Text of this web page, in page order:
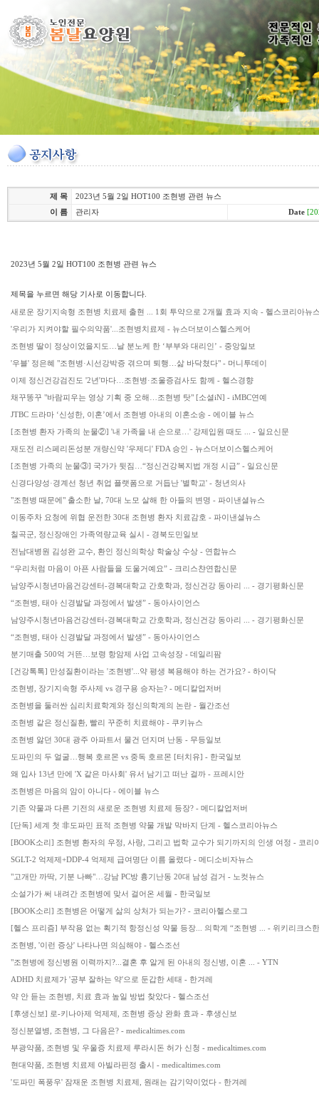
제 목
2023년 5월 2일 HOT100 조현병 관련 뉴스
이 름
관리자 Date
2023년 5월 2일 HOT100 조현병 관련 뉴스
제목을 누르면 해당 기사로 이동합니다.
새로운 장기지속형 조현병 치료제 출현 ... 1회 투약으로 2개월 효과 지속 - 헬스코리아뉴
'우리가 지켜야할 필수의약품'...조현병치료제 - 뉴스더보이스헬스케어
조현병 딸이 정상이었을지도…날 분노케 한 ‘부부와 대리인’ - 중앙일보
'우블' 정은혜 "조현병·시선강박증 겪으며 퇴행…삶 바닥쳤다" - 머니투데이
이제 정신건강검진도 '2년'마다…조현병·조울증검사도 함께 - 헬스경향
채꾸똥꾸 "바람피우는 영상 기획 중 오해…조현병 탓" [소셜iN] - iMBC연예
JTBC 드라마 ‘신성한, 이혼’에서 조현병 아내의 이혼소송 - 에이블 뉴스
[조현병 환자 가족의 눈물②] '내 가족을 내 손으로…' 강제입원 때도 ... - 일요신문
재도전 리스페리돈성분 개량신약 '우제디' FDA 승인 - 뉴스더보이스헬스케어
[조현병 가족의 눈물③] 국가가 뒷짐…“정신건강복지법 개정 시급” - 일요신문
신경다양성·경계선 청년 취업 플랫폼으로 거듭난 '별학교' - 청년의사
"조현병 때문에" 출소한 날, 70대 노모 살해 한 아들의 변명 - 파이낸셜뉴스
이동주차 요청에 위협 운전한 30대 조현병 환자 치료감호 - 파이낸셜뉴스
칠곡군, 정신장애인 가족역량교육 실시 - 경북도민일보
전남대병원 김성완 교수, 환인 정신의학상 학술상 수상 - 연합뉴스
“우리처럼 마음이 아픈 사람들을 도울거예요” - 크리스챤연합신문
남양주시청년마음건강센터-경복대학교 간호학과, 정신건강 동아리 ... - 경기평화신문
“조현병, 태아 신경발달 과정에서 발생” - 동아사이언스
남양주시청년마음건강센터-경복대학교 간호학과, 정신건강 동아리 ... - 경기평화신문
“조현병, 태아 신경발달 과정에서 발생” - 동아사이언스
분기매출 500억 거뜬…보령 항암제 사업 고속성장 - 데일리팜
[건강톡톡] 만성질환이라는 '조현병'...약 평생 복용해야 하는 건가요? - 하이닥
조현병, 장기지속형 주사제 vs 경구용 승자는? - 메디칼업저버
조현병을 둘러싼 심리치료학계와 정신의학계의 논란 - 월간조선
조현병 같은 정신질환, 빨리 꾸준히 치료해야 - 쿠키뉴스
조현병 앓던 30대 광주 아파트서 물건 던지며 난동 - 무등일보
도파민의 두 얼굴…행복 호르몬 vs 중독 호르몬 [터치유] - 한국일보
왜 입사 13년 만에 'X 같은 마사회' 유서 남기고 떠난 걸까 - 프레시안
조현병은 마음의 암이 아니다 - 에이블 뉴스
기존 약물과 다른 기전의 새로운 조현병 치료제 등장? - 메디칼업저버
[단독] 세계 첫 非도파민 표적 조현병 약물 개발 막바지 단계 - 헬스코리아뉴스
[BOOK소리] 조현병 환자의 우정, 사랑, 그리고 법학 교수가 되기까지의 인생 여정 - 코리
SGLT-2 억제제+DDP-4 억제제 급여명단 이름 올렸다 - 메디소비자뉴스
"고개만 까딱, 기분 나빠"…강남 PC방 흉기난동 20대 남성 검거 - 노컷뉴스
소설가가 써 내려간 조현병에 맞서 걸어온 세월 - 한국일보
[BOOK소리] 조현병은 어떻게 삶의 상처가 되는가? - 코리아헬스로그
[헬스 프리즘] 부작용 없는 획기적 항정신성 약물 등장... 의학계 “조현병 ... - 위키리크스
조현병, '이런 증상' 나타나면 의심해야 - 헬스조선
"조현병에 정신병원 이력까지?...결혼 후 알게 된 아내의 정신병, 이혼 ... - YTN
ADHD 치료제가 '공부 잘하는 약'으로 둔갑한 세태 - 한겨레
약 안 듣는 조현병, 치료 효과 높일 방법 찾았다 - 헬스조선
[후생신보] 로-키나아제 억제제, 조현병 증상 완화 효과 - 후생신보
정신분열병, 조현병, 그 다음은? - medicaltimes.com
부광약품, 조현병 및 우울증 치료제 루라시돈 허가 신청 - medicaltimes.com
현대약품, 조현병 치료제 아빌라핀정 출시 - medicaltimes.com
'도파민 폭풍우' 잠재운 조현병 치료제, 원래는 감기약이었다 - 한겨레